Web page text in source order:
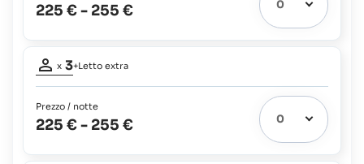
225 €- 255 €
Partecipanti
Letto
extra
1
x 3+Letto extra
Prezzo / notte
225 €- 255 €